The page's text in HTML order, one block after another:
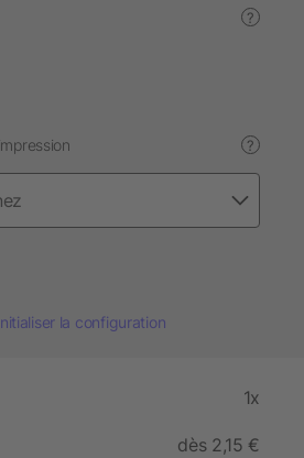
?
?
la configuration
1x
dès 2,15 €